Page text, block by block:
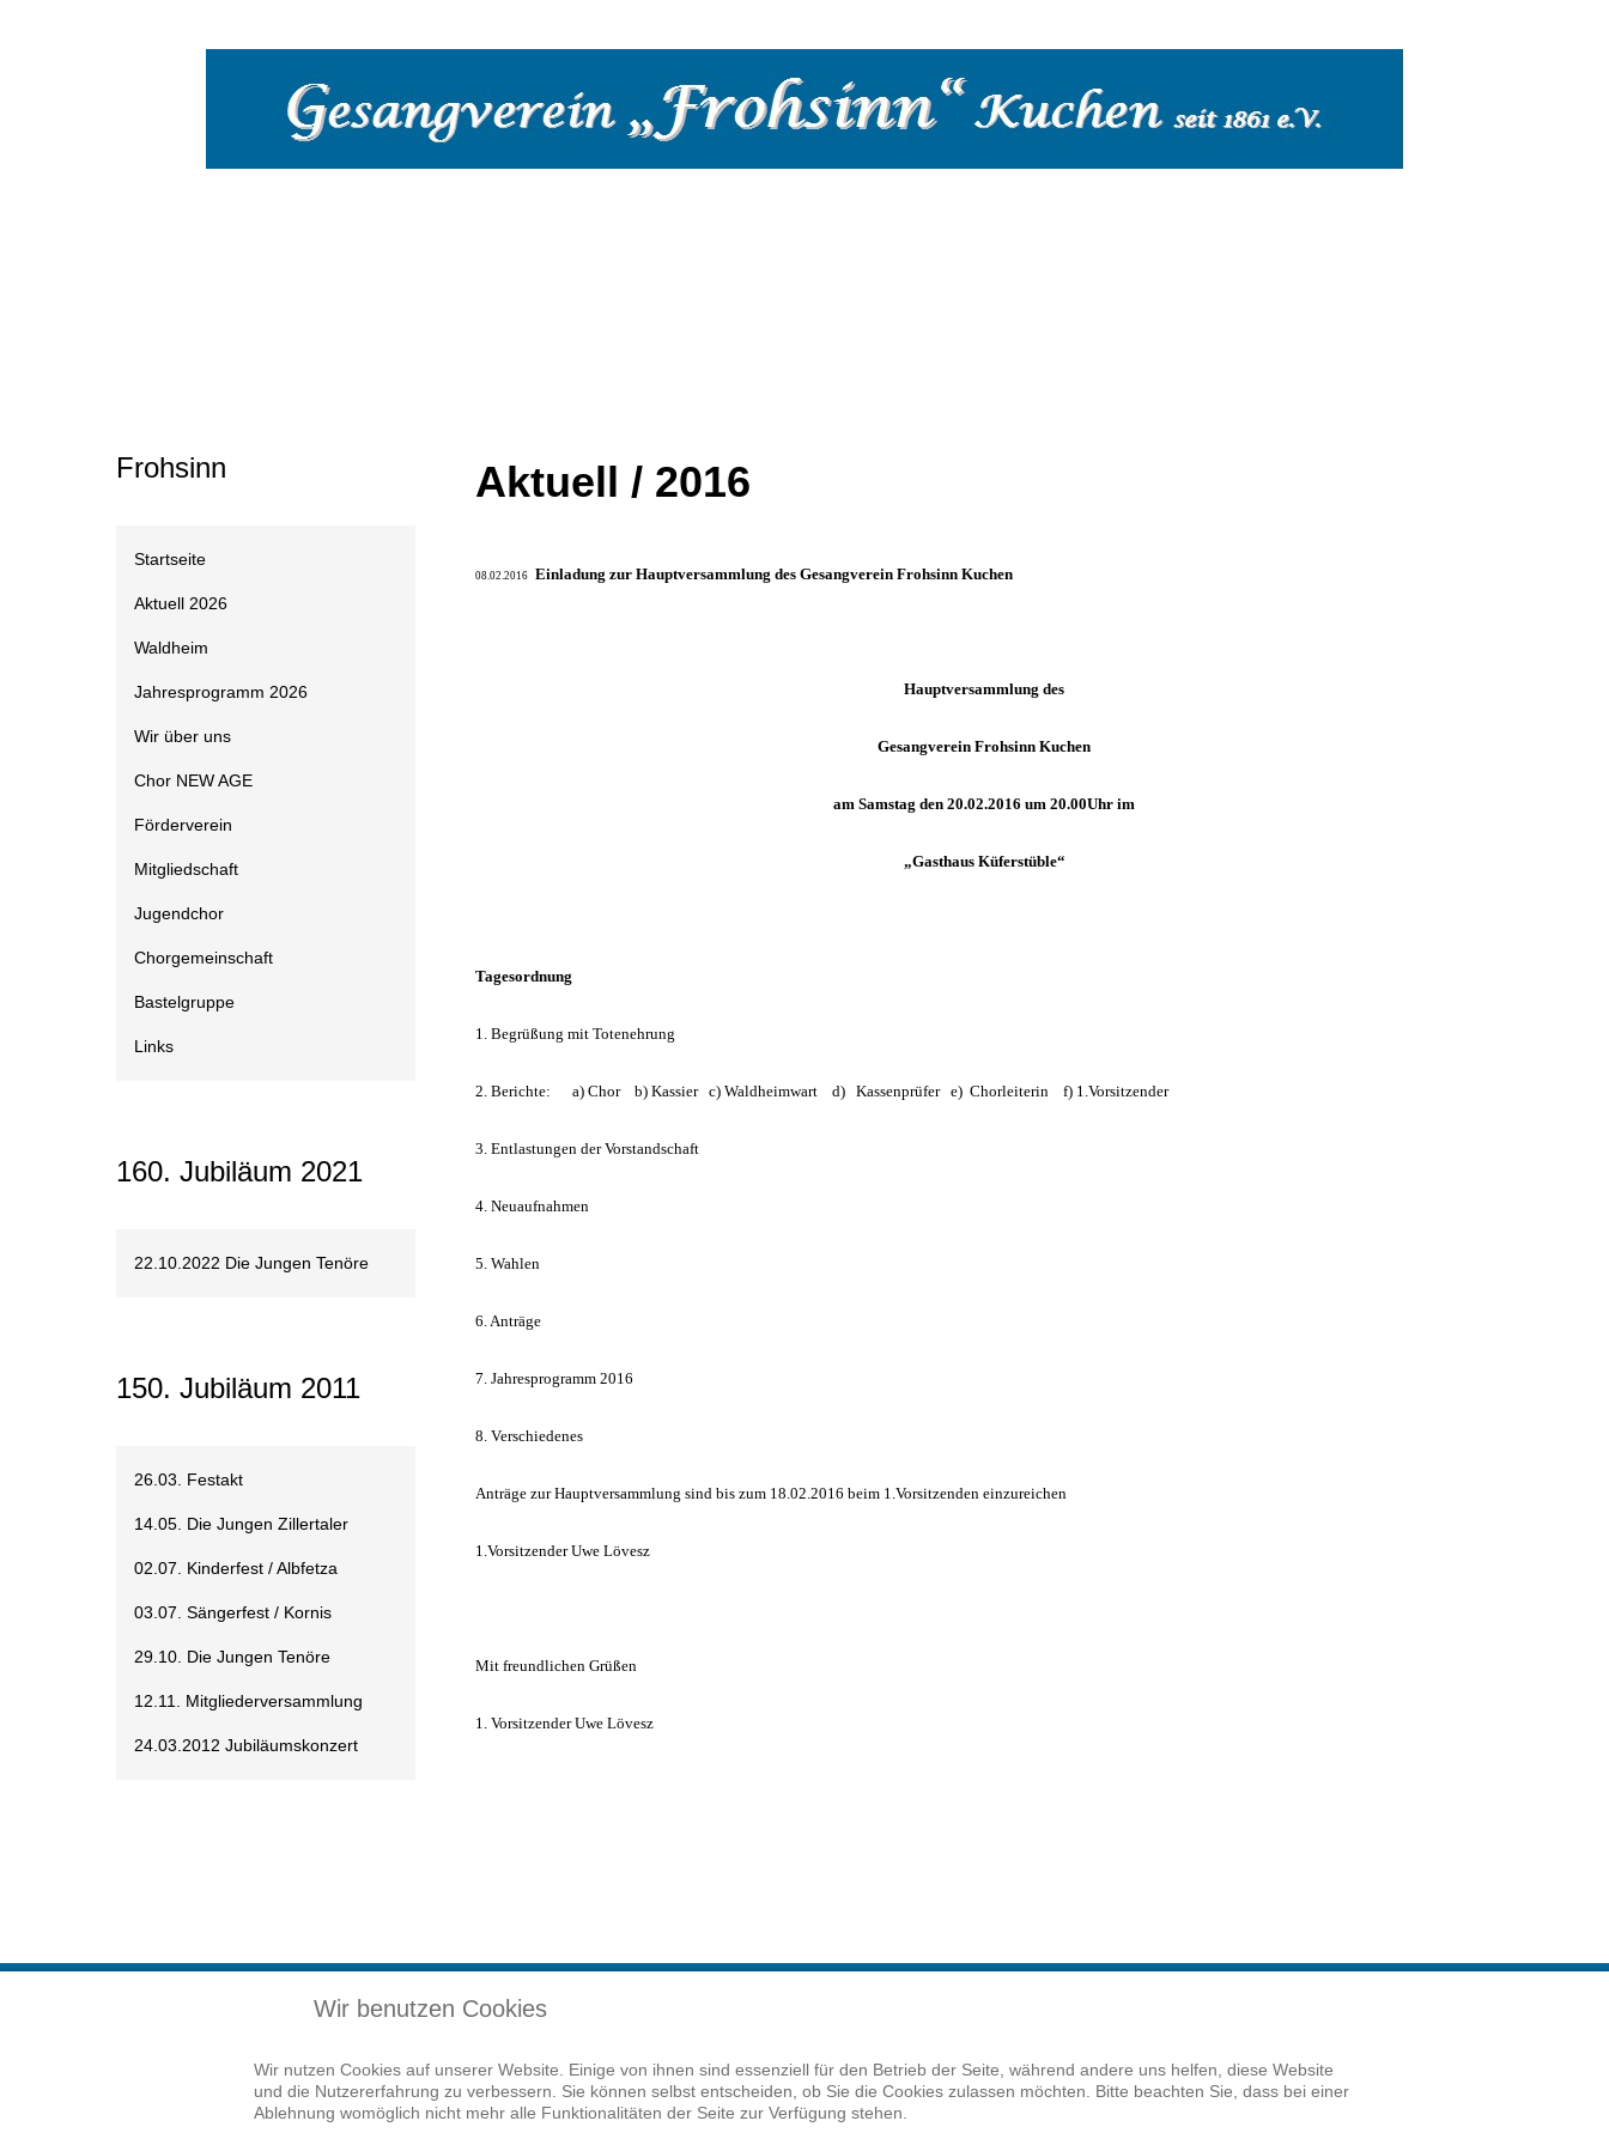
Frohsinn
Startseite
Aktuell 2026
Waldheim
Jahresprogramm 2026
Wir über uns
Chor NEW AGE
Förderverein
Mitgliedschaft
Jugendchor
Chorgemeinschaft
Bastelgruppe
Links
160. Jubiläum 2021
22.10.2022 Die Jungen Tenöre
150. Jubiläum 2011
26.03. Festakt
14.05. Die Jungen Zillertaler
02.07. Kinderfest / Albfetza
03.07. Sängerfest / Kornis
29.10. Die Jungen Tenöre
12.11. Mitgliederversammlung
24.03.2012 Jubiläumskonzert
Aktuell / 2016
08.02.2016 Einladung zur Hauptversammlung des Gesangverein Frohsinn Kuchen
Hauptversammlung des
Gesangverein Frohsinn Kuchen
am Samstag den 20.02.2016 um 20.00Uhr im
„Gasthaus Küferstüble“
Tagesordnung
1. Begrüßung mit Totenehrung
2. Berichte: a) Chor b) Kassier c) Waldheimwart d) Kassenprüfer e) Chorleiterin f) 1.Vorsitzender
3. Entlastungen der Vorstandschaft
4. Neuaufnahmen
5. Wahlen
6. Anträge
7. Jahresprogramm 2016
8. Verschiedenes
Anträge zur Hauptversammlung sind bis zum 18.02.2016 beim 1.Vorsitzenden einzureichen
1.Vorsitzender Uwe Lövesz
Mit freundlichen Grüßen
1. Vorsitzender Uwe Lövesz
© Gesangverein Frohsinn - 2026
Startseite Kontakt Impressum Datenschutz
Wir benutzen Cookies
Wir nutzen Cookies auf unserer Website. Einige von ihnen sind essenziell für den Betrieb der Seite, während andere uns helfen, diese Website
und die Nutzererfahrung zu verbessern. Sie können selbst entscheiden, ob Sie die Cookies zulassen möchten. Bitte beachten Sie, dass bei einer
Ablehnung womöglich nicht mehr alle Funktionalitäten der Seite zur Verfügung stehen.